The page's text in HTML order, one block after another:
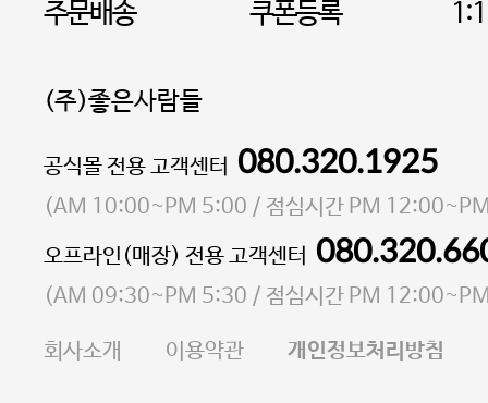
주문배송 쿠폰등록
(주)좋은사람들
대표 이성현,박영환| 개인정보관리책임자 김상현
소재지 서울특별시 마포구 마포대로4다길 41 마포
통신판매업 신고번호 2023-서울마포-3931호
사업자등록번호 105-81-58242
E-MAIL goodpeople@gpin.co.kr
공식몰 전용 고객센터 080.320.1925
(AM 10:00~PM 5:00 / 점심시간 PM
오프라인(매장) 전용 고객센터
(AM 09:30~PM 5:30 / 점심시간 PM
회사소개 이용약관 개인정보처리방침